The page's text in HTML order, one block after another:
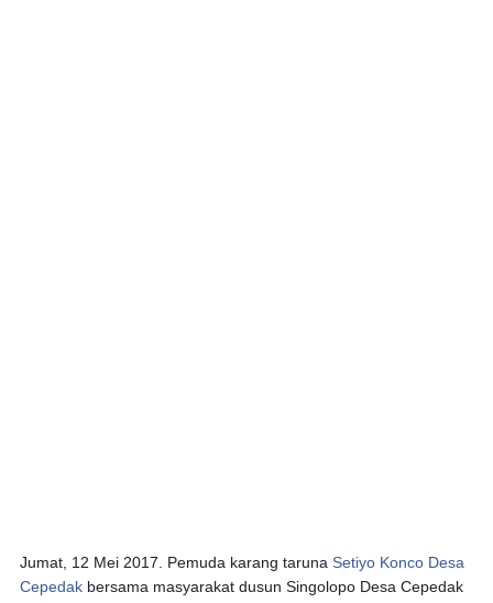
Jumat, 12 Mei 2017. Pemuda karang taruna Setiyo Konco Desa
Cepedak bersama masyarakat dusun Singolopo Desa Cepedak